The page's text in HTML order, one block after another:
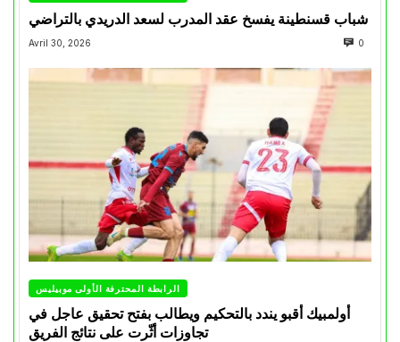
شباب قسنطينة يفسخ عقد المدرب لسعد الدريدي بالتراضي
Avril 30, 2026 0
الرابطة المحترفة الأولى موبيليس
أولمبيك أقبو يندد بالتحكيم ويطالب بفتح تحقيق عاجل في
تجاوزات أثّرت على نتائج الفريق